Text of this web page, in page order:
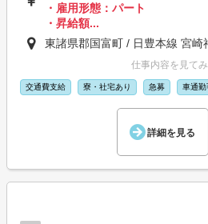
・雇用形態：パート
・昇給額...
東諸県郡国富町 / 日豊本線 宮崎
仕事内容を見て
交通費支給 寮・社宅あり 急募 車通勤
詳細を見る